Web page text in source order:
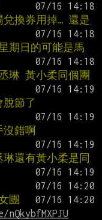
換券用掉… 還是
期日的可能是馬
琳 黃小柔同個團
節了
錯啊
還有黃小柔是同
團